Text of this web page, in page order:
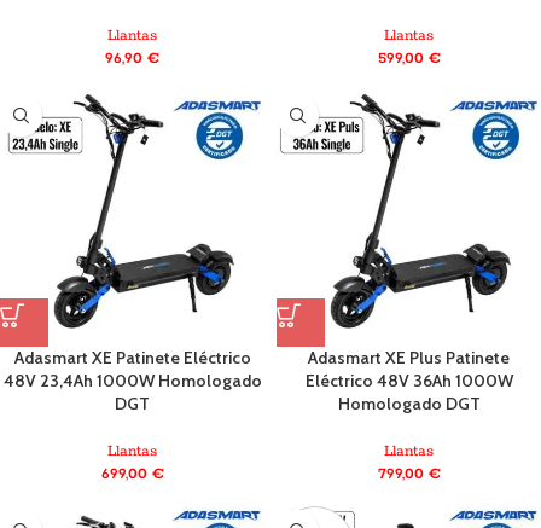
Llantas
96,90 €
Llantas
599,00 €
Adasmart XE Patinete Eléctrico
48V 23,4Ah 1000W Homologado
DGT
Llantas
699,00 €
Adasmart XE Plus Patinete
Eléctrico 48V 36Ah 1000W
Homologado DGT
Llantas
799,00 €